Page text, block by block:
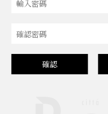
確認